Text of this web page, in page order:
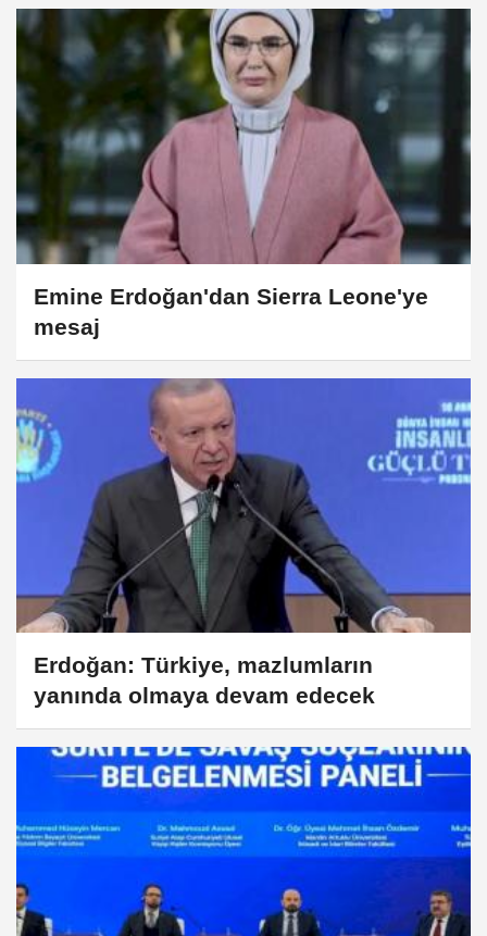
Emine Erdoğan'dan Sierra Leone'ye
mesaj
Erdoğan: Türkiye, mazlumların
yanında olmaya devam edecek